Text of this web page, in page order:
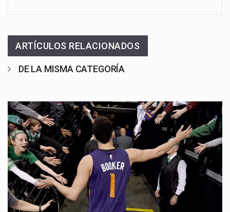
ARTÍCULOS RELACIONADOS
DE LA MISMA CATEGORÍA